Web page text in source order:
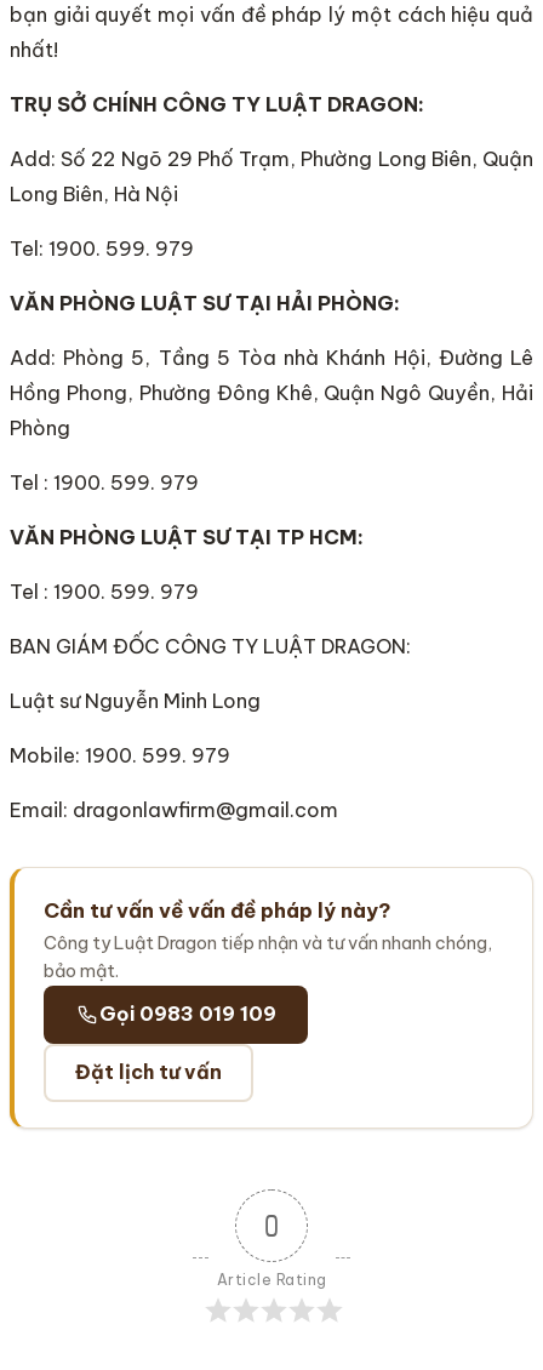
bạn giải quyết mọi vấn đề pháp lý một cách hiệu quả
nhất!
TRỤ SỞ CHÍNH CÔNG TY LUẬT DRAGON:
Add: Số 22 Ngõ 29 Phố Trạm, Phường Long Biên, Quận
Long Biên, Hà Nội
Tel: 1900. 599. 979
VĂN PHÒNG LUẬT SƯ TẠI HẢI PHÒNG:
Add: Phòng 5, Tầng 5 Tòa nhà Khánh Hội, Đường Lê
Hồng Phong, Phường Đông Khê, Quận Ngô Quyền, Hải
Phòng
Tel : 1900. 599. 979
VĂN PHÒNG LUẬT SƯ TẠI TP HCM:
Tel : 1900. 599. 979
BAN GIÁM ĐỐC CÔNG TY LUẬT DRAGON:
Luật sư Nguyễn Minh Long
Mobile: 1900. 599. 979
Email: dragonlawfirm@gmail.com
Cần tư vấn về vấn đề pháp lý này?
Công ty Luật Dragon tiếp nhận và tư vấn nhanh chóng,
bảo mật.
Gọi 0983 019 109
Đặt lịch tư vấn
0
Article Rating